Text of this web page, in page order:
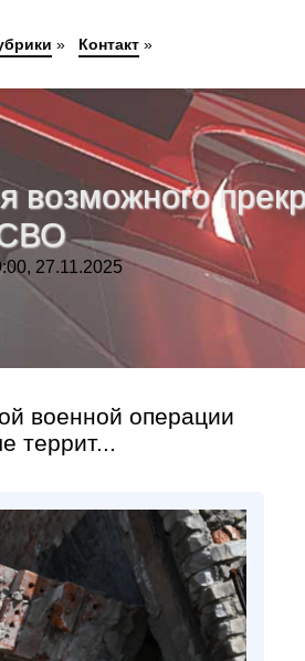
возможного
27.11.2025
военной операции
террит...
» Контакт»